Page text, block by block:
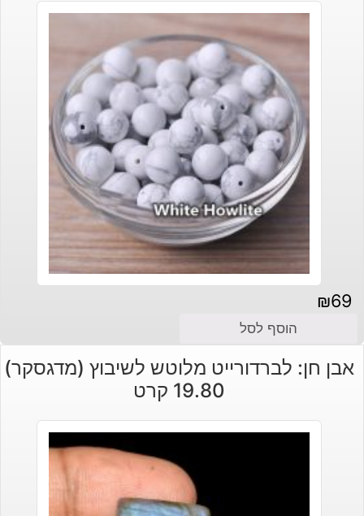
₪69
הוסף לסל
אבן חן: לברדורייט מלוטש לשיבוץ (מדגסקר)
19.80 קרט